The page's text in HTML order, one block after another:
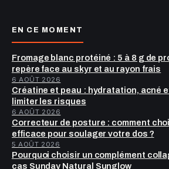
EN CE MOMENT
Fromage blanc protéiné : 5 à 8 g de
repère face au skyr et au rayon frais
6 AOÛT 2026
Créatine et peau : hydratation, acné
limiter les risques
6 AOÛT 2026
Correcteur de posture : comment
efficace pour soulager votre dos ?
5 AOÛT 2026
Pourquoi choisir un complément
cas Sunday Natural Sunglow